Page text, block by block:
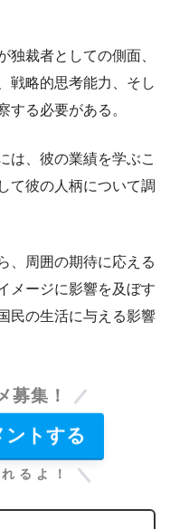
独裁者としての側面、
戦略的思考能力、そし
する必要がある。
は、彼の業績を学ぶこ
て彼の人柄について調
、周囲の期待に応える
メージに影響を及ぼす
民の生活に与える影響
募集！
ントする
るよ！